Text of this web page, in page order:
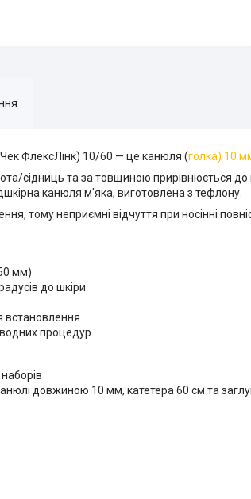
Чек ФлексЛінк) 10/60 — це канюля (голка) 10
сідниць та за товщиною прирівнюється
канюля м'яка, виготовлена з тефлону.
тому неприємні відчуття при носінні
мм)
до шкіри
встановлення
процедур
довжиною 10 мм, катетера 60 см та